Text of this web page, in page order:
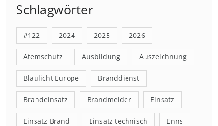
Schlagwörter
#122 2024 2025 2026
Atemschutz Ausbildung Auszeichnung
Blaulicht Europe Branddienst
Brandeinsatz Brandmelder Einsatz
Einsatz Brand Einsatz technisch Enns